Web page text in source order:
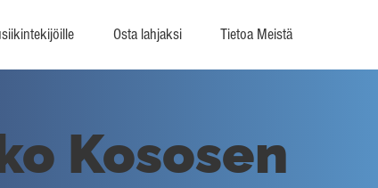
Osta lahjaksi Tietoa Meistä
Kososen